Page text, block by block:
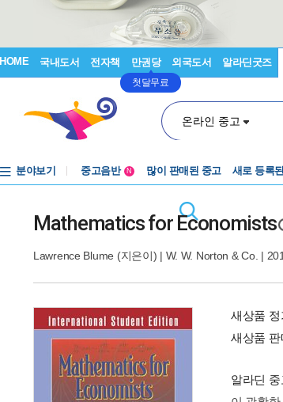
HOME 국내도서 전자책 만권당
첫달무료
외국도서 알라딘굿즈
온라인 중고
분야보기
중고음반
N 많이 판매된 중고 새로 등록
Mathematics for Economists
Lawrence Blume (지은이) | W. W. Norton & Co. |
새상품 정
새상품 판
알라딘 중